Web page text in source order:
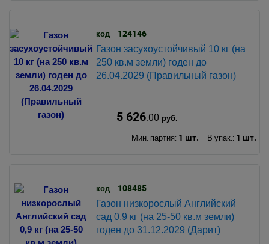
код 124146
Газон засухоустойчивый 10 кг (на
250 кв.м земли) годен до
26.04.2029 (Правильный газон)
5 626.00 руб.
Мин. партия: 1 шт. В упак.: 1 шт.
код 108485
Газон низкорослый Английский
сад 0,9 кг (на 25-50 кв.м земли)
годен до 31.12.2029 (Дарит)